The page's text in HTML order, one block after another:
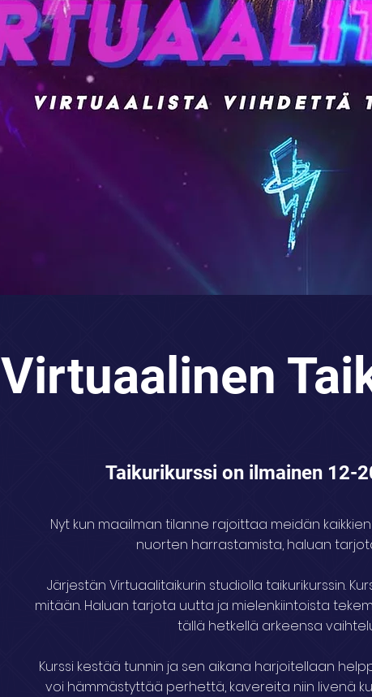
Virtuaalinen
Taikurikurssi on ilmainen 12-
Nyt kun maailman tilanne rajoittaa meidän
nuorten harrastamista, haluan
Järjestän Virtuaalitaikurin studiolla taikurikurssin.
mitään. Haluan tarjota uutta ja mielenkiintoista
tällä hetkellä arkeensa
Kurssi kestää tunnin ja sen aikana harjoitellaan
voi hämmästyttää perhettä, kavereita niin livenä